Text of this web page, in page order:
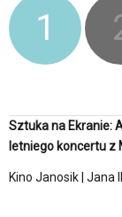
PLN
14
1
Sztuka na Ekranie:
letniego koncertu z
Kino Janosik | Jana